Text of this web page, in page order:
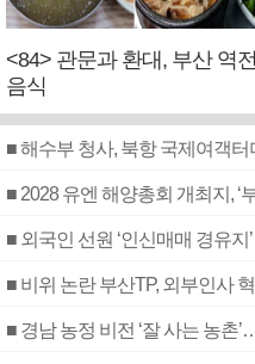
<84> 관문과 환대, 부산 역전
음식
■ 해수부 청사, 북항 국제여객
■ 2028 유엔 해양총회 개최지, ‘
■ 외국인 선원 ‘인신매매 경유
■ 비위 논란 부산TP, 외부인사
■ 경남 농정 비전 ‘잘 사는 농촌